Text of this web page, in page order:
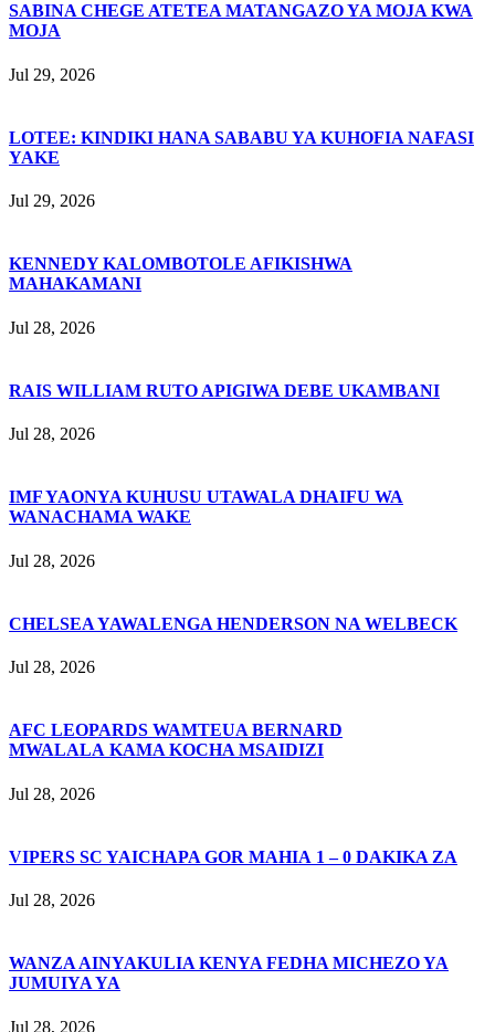
SABINA CHEGE ATETEA MATANGAZO YA MOJA KWA
MOJA
Jul 29, 2026
LOTEE: KINDIKI HANA SABABU YA KUHOFIA NAFASI
YAKE
Jul 29, 2026
KENNEDY KALOMBOTOLE AFIKISHWA
MAHAKAMANI
Jul 28, 2026
RAIS WILLIAM RUTO APIGIWA DEBE UKAMBANI
Jul 28, 2026
IMF YAONYA KUHUSU UTAWALA DHAIFU WA
WANACHAMA WAKE
Jul 28, 2026
CHELSEA YAWALENGA HENDERSON NA WELBECK
Jul 28, 2026
AFC LEOPARDS WAMTEUA BERNARD
MWALALA KAMA KOCHA MSAIDIZI
Jul 28, 2026
VIPERS SC YAICHAPA GOR MAHIA 1 – 0 DAKIKA ZA
Jul 28, 2026
WANZA AINYAKULIA KENYA FEDHA MICHEZO YA
JUMUIYA YA
Jul 28, 2026